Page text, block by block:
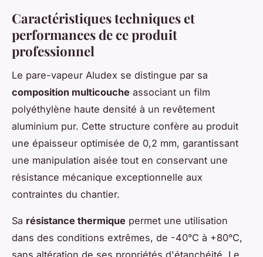
Caractéristiques techniques et
performances de ce produit
professionnel
Le pare-vapeur Aludex se distingue par sa
composition multicouche associant un film
polyéthylène haute densité à un revêtement
aluminium pur. Cette structure confère au produit
une épaisseur optimisée de 0,2 mm, garantissant
une manipulation aisée tout en conservant une
résistance mécanique exceptionnelle aux
contraintes du chantier.
Sa résistance thermique permet une utilisation
dans des conditions extrêmes, de -40°C à +80°C,
sans altération de ses propriétés d'étanchéité. Le